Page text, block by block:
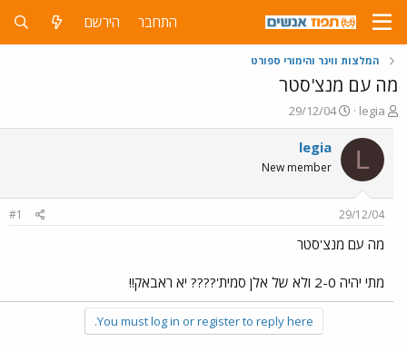
התחבר הירשם
המלצות ווינר והימורי ספורט
מה עם מנצ'סטר
פ
ו
ת
ח
ה
ש
א
legia
פ
ו
ר
29/12/04
L
legia
New member
29/12/04
#1
מה עם מנצ'סטר
מתי יהיה 2-0 ולא של אלן סמית'???? יא ראבאק!!
You must log in or register to reply here.